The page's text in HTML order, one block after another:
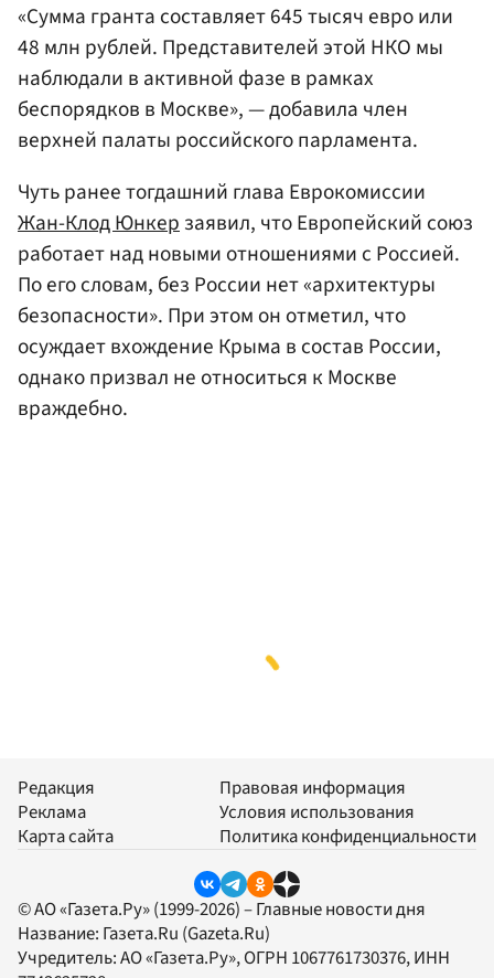
«Сумма гранта составляет 645 тысяч евро или
48 млн рублей. Представителей этой НКО мы
наблюдали в активной фазе в рамках
беспорядков в Москве», — добавила член
верхней палаты российского парламента.
Чуть ранее тогдашний глава Еврокомиссии
Жан-Клод Юнкерзаявил, что Европейский союз
работает над новыми отношениями с Россией.
По его словам, без России нет «архитектуры
безопасности». При этом он отметил, что
осуждает вхождение Крыма в состав России,
однако призвал не относиться к Москве
враждебно.
Редакция
Реклама
Карта сайта
Правовая информация
Условия использования
Политика конфиденциальности
© АО «Газета.Ру» (1999-2026) – Главные новости дня
Название: Газета.Ru (Gazeta.Ru)
Учредитель:АО «Газета.Ру», ОГРН 1067761730376, ИНН